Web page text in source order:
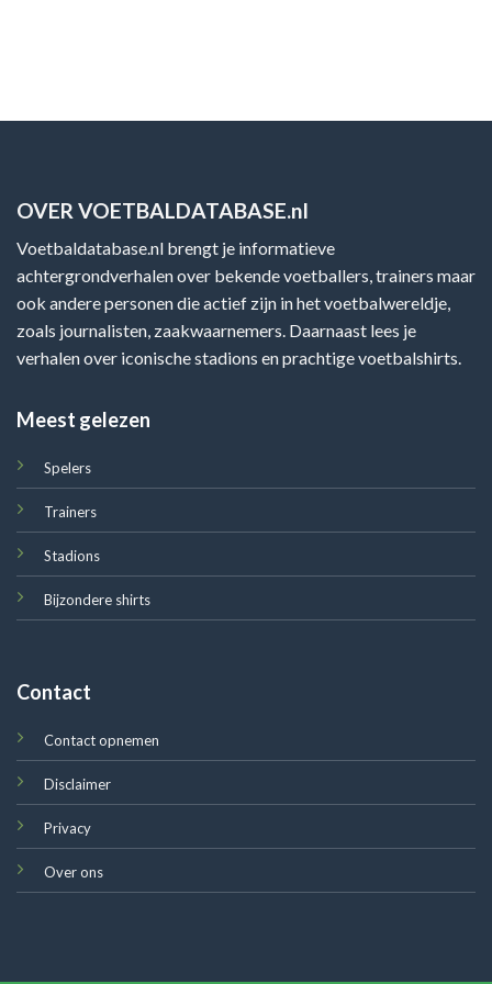
OVER VOETBALDATABASE.nl
Voetbaldatabase.nl brengt je informatieve
achtergrondverhalen over bekende voetballers, trainers maar
ook andere personen die actief zijn in het voetbalwereldje,
zoals journalisten, zaakwaarnemers. Daarnaast lees je
verhalen over iconische stadions en prachtige voetbalshirts.
Meest gelezen
Spelers
Trainers
Stadions
Bijzondere shirts
Contact
Contact opnemen
Disclaimer
Privacy
Over ons